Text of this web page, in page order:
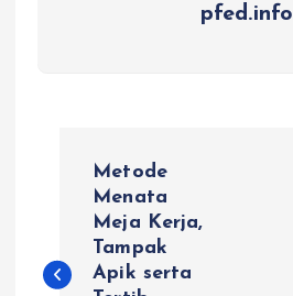
pfed.info
s
Metode
Menata
Meja Kerja,
Tampak
Apik serta